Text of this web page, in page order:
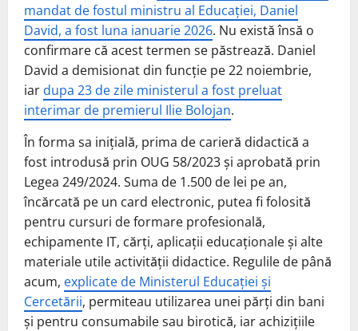
mandat de fostul ministru al Educației, Daniel
David, a fost luna ianuarie 2026. Nu există însă o
confirmare că acest termen se păstrează. Daniel
David a demisionat din funcție pe 22 noiembrie,
iar dupa 23 de zile ministerul a fost preluat
interimar de premierul Ilie Bolojan.
În forma sa inițială, prima de carieră didactică a
fost introdusă prin OUG 58/2023 și aprobată prin
Legea 249/2024. Suma de 1.500 de lei pe an,
încărcată pe un card electronic, putea fi folosită
pentru cursuri de formare profesională,
echipamente IT, cărți, aplicații educaționale și alte
materiale utile activității didactice. Regulile de până
acum, explicate de Ministerul Educației și
Cercetării, permiteau utilizarea unei părți din bani
și pentru consumabile sau birotică, iar achizițiile